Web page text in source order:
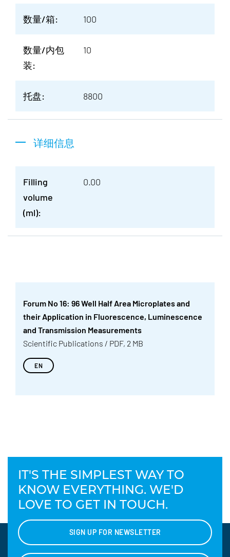
数量/箱: 100
数量/内包
装:
10
托盘: 8800
详细信息
Filling
volume
(ml):
0.00
Forum No 16: 96 Well Half Area Microplates and
their Application in Fluorescence, Luminescence
and Transmission Measurements
Scientific Publications / PDF, 2 MB
EN
IT'S THE SIMPLEST WAY TO
KNOW EVERYTHING. WE'D
LOVE TO GET IN TOUCH.
SIGN UP FOR NEWSLETTER